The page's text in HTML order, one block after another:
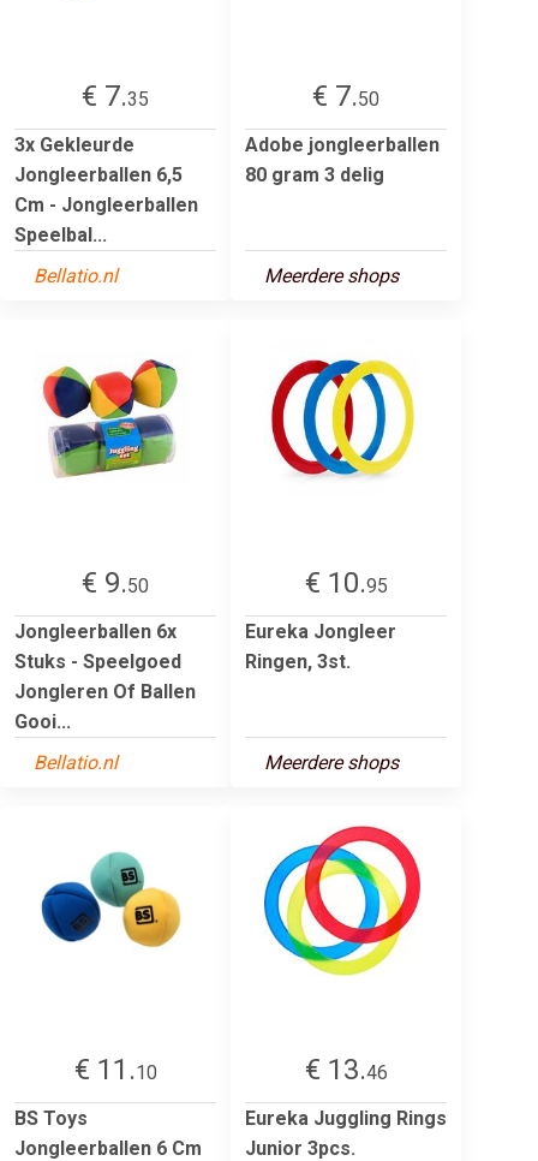
€ 7.35
3x Gekleurde
Jongleerballen 6,5
Cm - Jongleerballen
Speelbal...
Bellatio.nl
€ 7.50
Adobe jongleerballen
80 gram 3 delig
Meerdere shops
€ 9.50
Jongleerballen 6x
Stuks - Speelgoed
Jongleren Of Ballen
Gooi...
Bellatio.nl
€ 10.95
Eureka Jongleer
Ringen, 3st.
Meerdere shops
€ 11.10
BS Toys
Jongleerballen 6 Cm
€ 13.46
Eureka Juggling Rings
Junior 3pcs.